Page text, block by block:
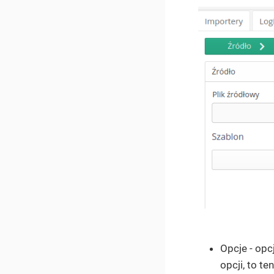
Opcje -
opcji, to